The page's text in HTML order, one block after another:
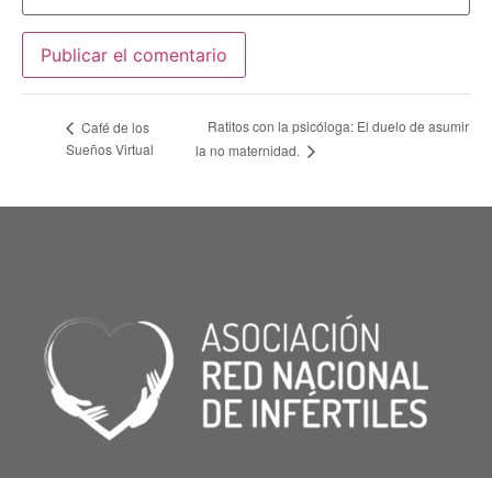
Café de los
Sueños Virtual
Ratitos con la psicóloga: El duelo de asumir
la no maternidad.